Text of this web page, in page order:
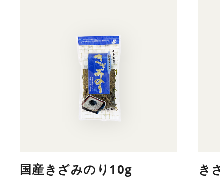
国産きざみのり10g き